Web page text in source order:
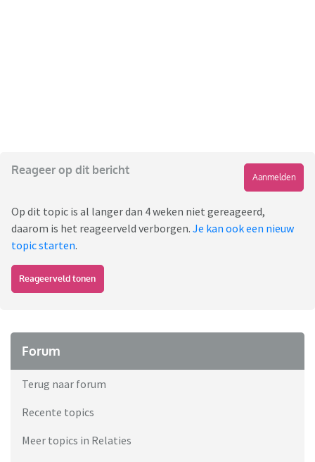
Reageer op dit bericht
Aanmelden
Op dit topic is al langer dan 4 weken niet gereageerd,
daarom is het reageerveld verborgen. Je kan ook een nieuw
topic starten.
Reageerveld tonen
Forum
Terug naar forum
Recente topics
Meer topics in Relaties